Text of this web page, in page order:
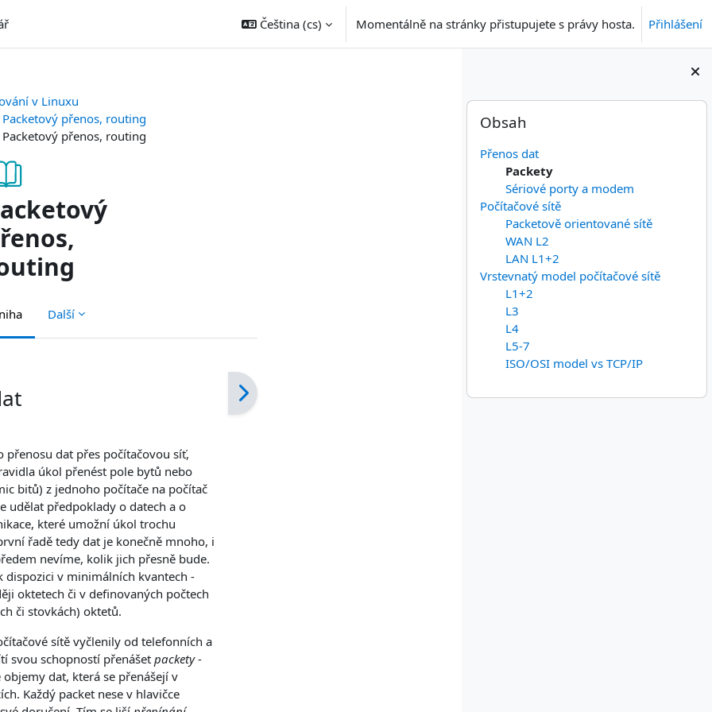
Čeština ‎(cs)‎ Momentálně na stránky přistupujete s právy hosta. Přihlášení
Bloky
Přeskočit: Obsah
Obsah
Přenos dat
Packety
Sériové porty a modem
Počítačové sítě
Packetově orientované sítě
WAN L2
LAN L1+2
Vrstevnatý model počítačové sítě
L1+2
L3
L4
L5-7
ISO/OSI model vs TCP/IP
v Linuxu
Packetový přenos, routing
Packetový přenos, routing
Další
přenosu dat přes počítačovou síť,
úkol přenést pole bytů nebo
bitů) z jednoho počítače na počítač
udělat předpoklady o datech a o
které umožní úkol trochu
řadě tedy dat je konečně mnoho, i
nevíme, kolik jich přesně bude.
dispozici v minimálních kvantech -
oktetech či v definovaných počtech
či stovkách) oktetů.
sítě vyčlenily od telefonních a
svou schopností přenášetpackety-
dat, která se přenášejí v
Každý packet nese v hlavičce